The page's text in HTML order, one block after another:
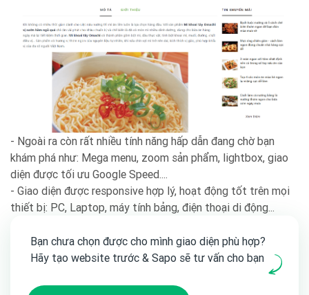
- Ngoài ra còn rất nhiều tính năng hấp dẫn đang chờ bạn
khám phá như: Mega menu, zoom sản phẩm, lightbox, giao
diện được tối ưu Google Speed....
- Giao diện được responsive hợp lý, hoạt động tốt trên mọi
thiết bị: PC, Laptop, máy tính bảng, điện thoại di động...
Bạn chưa chọn được cho mình giao diện phù hợp?
Hãy tạo website trước & Sapo sẽ tư vấn cho bạn